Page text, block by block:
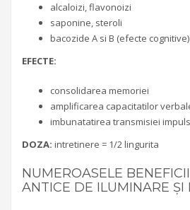
alcaloizi, flavonoizi
saponine, steroli
bacozide A si B (efecte cognitive)
EFECTE:
consolidarea memoriei
amplificarea capacitatilor
imbunatatirea transmisiei
DOZA: intretinere = 1/2 lingurita
NUMEROASELE
ANTICE DE ILUMINARE ȘI